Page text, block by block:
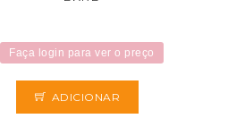
Faça login para ver o preço
ADICIONAR